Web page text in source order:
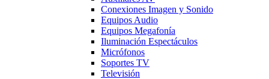
Conexiones Imagen y Sonido
Equipos Audio
Equipos Megafonía
Iluminación Espectáculos
Micrófonos
Soportes TV
Televisión